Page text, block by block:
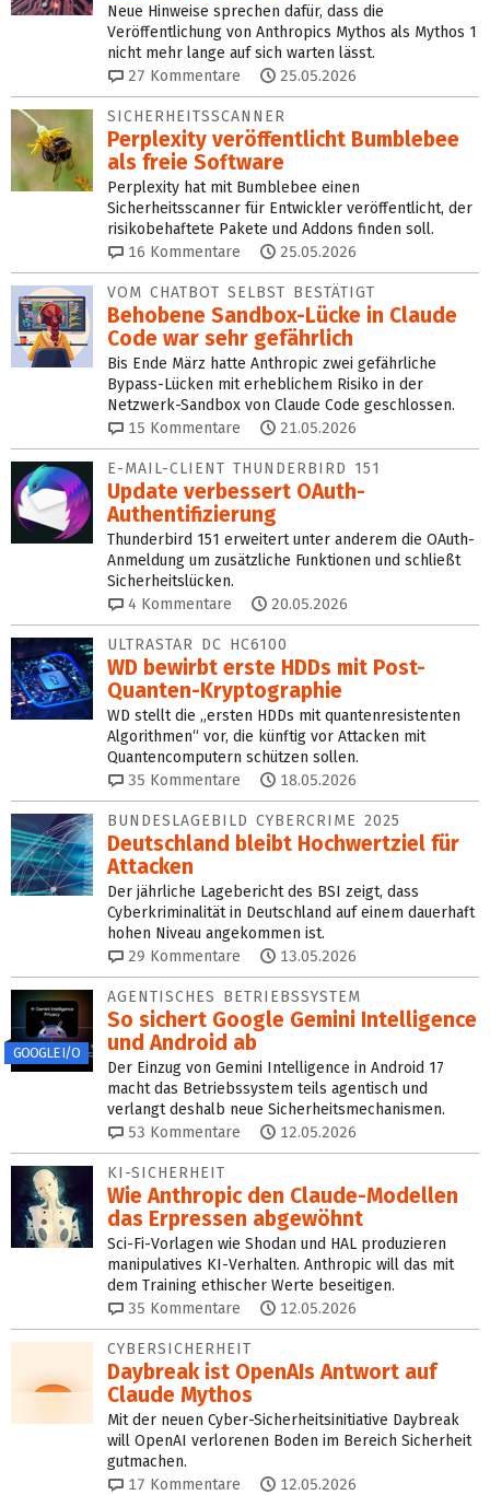
Neue Hinweise sprechen dafür, dass die
Veröffentlichung von Anthropics Mythos als Mythos 1
nicht mehr lange auf sich warten lässt.
27 Kommentare 25.05.2026
SICHERHEITSSCANNER
Perplexity veröffentlicht Bumblebee
als freie Software
Perplexity hat mit Bumblebee einen
Sicherheitsscanner für Entwickler veröffentlicht, der
risikobehaftete Pakete und Addons finden soll.
16 Kommentare 25.05.2026
VOM CHATBOT SELBST BESTÄTIGT
Behobene Sandbox-Lücke in Claude
Code war sehr gefährlich
Bis Ende März hatte Anthropic zwei gefährliche
Bypass-Lücken mit erheblichem Risiko in der
Netzwerk-Sandbox von Claude Code geschlossen.
15 Kommentare 21.05.2026
E-MAIL-CLIENT THUNDERBIRD 151
Update verbessert OAuth-
Authentifizierung
Thunderbird 151 erweitert unter anderem die OAuth-
Anmeldung um zusätzliche Funktionen und schließt
Sicherheitslücken.
4 Kommentare 20.05.2026
ULTRASTAR DC HC6100
WD bewirbt erste HDDs mit Post-
Quanten-Kryptographie
WD stellt die „ersten HDDs mit quantenresistenten
Algorithmen“ vor, die künftig vor Attacken mit
Quantencomputern schützen sollen.
35 Kommentare 18.05.2026
BUNDESLAGEBILD CYBERCRIME 2025
Deutschland bleibt Hochwertziel für
Attacken
Der jährliche Lagebericht des BSI zeigt, dass
Cyberkriminalität in Deutschland auf einem dauerhaft
hohen Niveau angekommen ist.
29 Kommentare 13.05.2026
GOOGLE I/O
AGENTISCHES BETRIEBSSYSTEM
So sichert Google Gemini Intelligence
und Android ab
Der Einzug von Gemini Intelligence in Android 17
macht das Betriebssystem teils agentisch und
verlangt deshalb neue Sicherheitsmechanismen.
53 Kommentare 12.05.2026
KI-SICHERHEIT
Wie Anthropic den Claude-Modellen
das Erpressen abgewöhnt
Sci-Fi-Vorlagen wie Shodan und HAL produzieren
manipulatives KI-Verhalten. Anthropic will das mit
dem Training ethischer Werte beseitigen.
35 Kommentare 12.05.2026
CYBERSICHERHEIT
Daybreak ist OpenAIs Antwort auf
Claude Mythos
Mit der neuen Cyber-Sicherheitsinitiative Daybreak
will OpenAI verlorenen Boden im Bereich Sicherheit
gutmachen.
17 Kommentare 12.05.2026